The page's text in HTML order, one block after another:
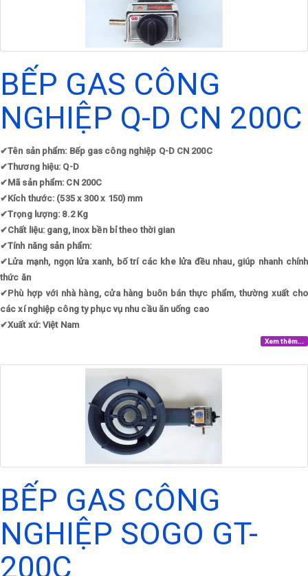
BẾP GAS CÔNG
NGHIỆP Q-D CN 200C
✔Tên sản phẩm: Bếp gas công nghiệp Q-D CN 200C
✔Thương hiệu: Q-D
✔Mã sản phẩm: CN 200C
✔Kích thước: (535 x 300 x 150) mm
✔Trọng lượng: 8.2 Kg
✔Chất liệu: gang, inox bền bỉ theo thời gian
✔Tính năng sản phẩm:
✔Lửa mạnh, ngọn lửa xanh, bố trí các khe lửa đều nhau, giúp nhanh chính
thức ăn
✔Phù hợp với nhà hàng, cửa hàng buôn bán thực phẩm, thường xuất cho
các xí nghiệp công ty phục vụ nhu cầu ăn uống cao
✔Xuất xứ: Việt Nam
Xem thêm...
BẾP GAS CÔNG
NGHIỆP SOGO GT-
200C